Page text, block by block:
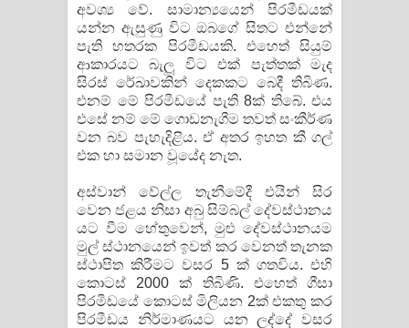
අවශ්‍ය වේ. සාමාන්‍යයෙන් පිරමීඩයක්
යන්න ඇසුණු විට ඔබගේ සිතට එන්නේ
පැති හතරක පිරමීඩයකි. එහෙත් සියුම්
ආකාරයට බැලූ විට එක් පැත්තක් මැද
සිරස් රේඛාවකින් දෙකකට බෙදී තිබිණ.
එනම් මේ පිරමීඩයේ පැති 8ක් තිබේ. එය
එසේ නම් මේ ගොඩනැගීම තවත් සංකීර්ණ
වන බව පැහැදිළිය. ඒ අතර ඉහත කී ගල්
එක හා සමාන වූයේද නැත.
අස්වාන් වේල්ල තැනීමේදී එයින් සිර
වෙන ජළය නිසා අබු සිම්බල් දේවස්ථානය
යට වීම හේතුවෙන්, මුළු දේවස්ථානයම
මුල් ස්ථානයෙන් ඉවත් කර වෙනත් තැනක
ස්ථාපිත කිරීමට වසර 5 ක් ගතවිය. එහි
කොටස් 2000 ක් තිබිණි. එහෙත් ගීසා
පිරමීඩයේ කොටස් මිලියන 2ක් එකතු කර
පිරමීඩය නිර්මාණයට යන ලද්දේ වසර